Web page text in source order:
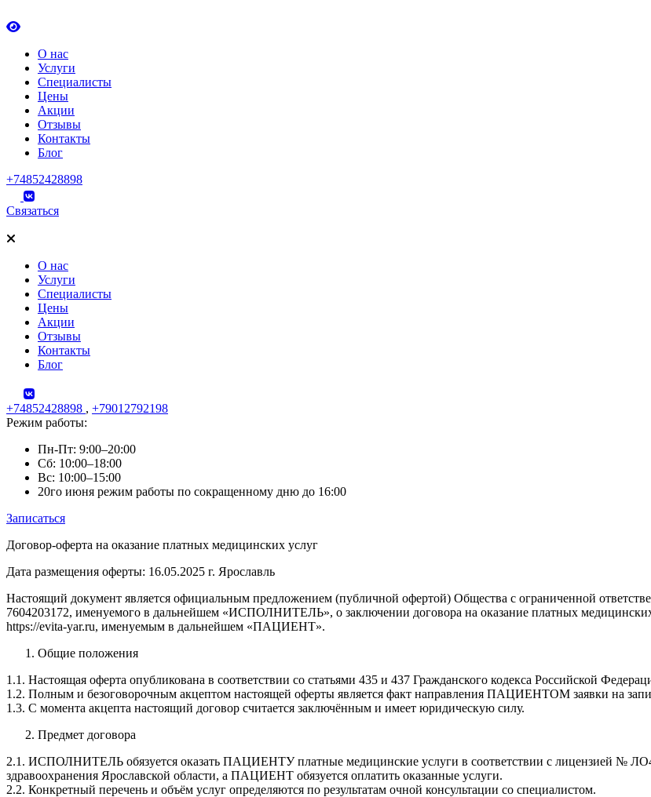
О нас
Услуги
Специалисты
Цены
Акции
Отзывы
Контакты
Блог
+74852428898
Связаться
О нас
Услуги
Специалисты
Цены
Акции
Отзывы
Контакты
Блог
+74852428898 , +79012792198
Режим работы:
Пн-Пт: 9:00–20:00
Сб: 10:00–18:00
Вс: 10:00–15:00
20го июня режим работы по сокращенному дню до 16:00
Записаться
Skip
content
Договор-оферта на оказание платных медицинских услуг
Дата размещения оферты: 16.05.2025 г. Ярославль
Настоящий документ является официальным предложением (публичной офертой) Общества с ограниченной
7604203172, именуемого в дальнейшем «ИСПОЛНИТЕЛЬ», о заключении договора на оказание платных
https://evita-yar.ru, именуемым в дальнейшем «ПАЦИЕНТ».
Общие положения
1.1. Настоящая оферта опубликована в соответствии со статьями 435 и 437 Гражданского кодекса Российской
1.2. Полным и безоговорочным акцептом настоящей оферты является факт направления ПАЦИЕНТОМ заявки на
1.3. С момента акцепта настоящий договор считается заключённым и имеет юридическую силу.
Предмет договора
2.1. ИСПОЛНИТЕЛЬ обязуется оказать ПАЦИЕНТУ платные медицинские услуги в соответствии с лицензией №
здравоохранения Ярославской области, а ПАЦИЕНТ обязуется оплатить оказанные услуги.
2.2. Конкретный перечень и объём услуг определяются по результатам очной консультации со специалистом.